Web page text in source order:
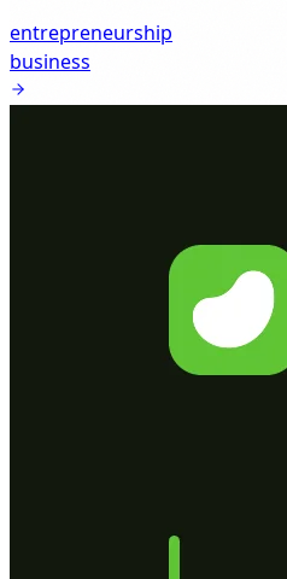
entrepreneurship
business